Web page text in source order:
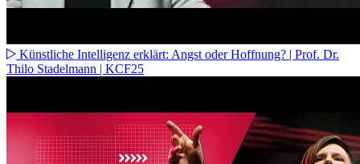
Künstliche Intelligenz erklärt: Angst oder Hoffnung? | Prof. Dr.
Thilo Stadelmann | KCF25